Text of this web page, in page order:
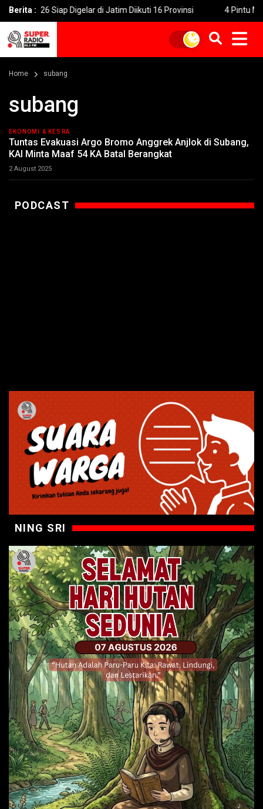
Berita :
Siap Digelar di Jatim Diikuti 16 Provinsi 4 Pintu Masuk
Home subang
subang
EKONOMI & KESRA
Tuntas Evakuasi Argo Bromo Anggrek Anjlok di Subang,
KAI Minta Maaf 54 KA Batal Berangkat
2 August 2025
PODCAST
NING SRI